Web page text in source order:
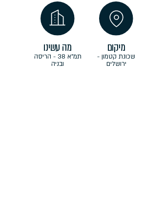
מיקום
שכונת קטמון -
ירושלים
מה עשינו
תמ"א 38 - הריסה
ובניה